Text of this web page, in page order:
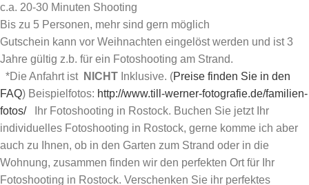
c.a. 20-30 Minuten Shooting
Bis zu 5 Personen, mehr sind gern möglich
Gutschein kann vor Weihnachten eingelöst werden und ist 3
Jahre gültig z.b. für ein Fotoshooting am Strand.
*Die Anfahrt ist NICHT Inklusive. (Preise finden Sie in den
FAQ) Beispielfotos: http://www.till-werner-fotografie.de/familien-
fotos/Ihr Fotoshooting in Rostock. Buchen Sie jetzt Ihr
individuelles Fotoshooting in Rostock, gerne komme ich aber
auch zu Ihnen, ob in den Garten zum Strand oder in die
Wohnung, zusammen finden wir den perfekten Ort für Ihr
Fotoshooting in Rostock. Verschenken Sie ihr perfektes